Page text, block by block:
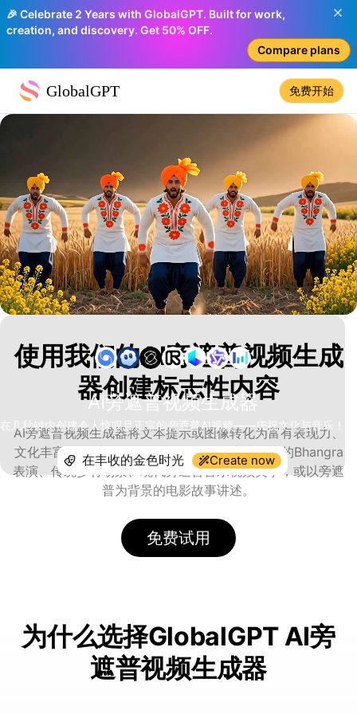
🎉 Celebrate 2 Years with GlobalGPT. Built for work,
creation, and discovery. Get 50% OFF.
Compare plans
GlobalGPT 免费开始
AI旁遮普视频生成器
在几秒钟内创建令人惊叹且正宗的旁遮普AI视频——庆祝文化与音乐！
Create now
使用我们的AI旁遮普视频生成
器创建标志性内容
AI旁遮普视频生成器将文本提示或图像转化为富有表现力、
文化丰富且娱乐性强的AI视频——包括充满活力的Bhangra
表演、传统乡村场景、现代旁遮普音乐视频美学，或以旁遮
普为背景的电影故事讲述。
免费试用
为什么选择GlobalGPT AI旁
遮普视频生成器